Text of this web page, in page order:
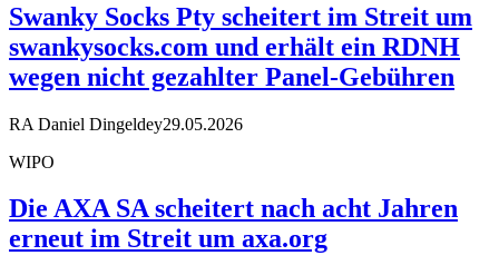
Swanky Socks Pty scheitert im Streit um
swankysocks.com und erhält ein RDNH
wegen nicht gezahlter Panel-Gebühren
RA Daniel Dingeldey29.05.2026
WIPO
Die AXA SA scheitert nach acht Jahren
erneut im Streit um axa.org